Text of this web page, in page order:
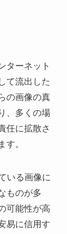
ターネット
て流出した
の画像の真
、多くの場
任に拡散さ
す。
いる画像に
ものが多
可能性が高
易に信用す